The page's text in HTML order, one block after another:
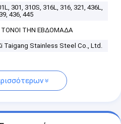
301, 310S, 316L, 316, 321, 436L,
436, 445
ΤΟΝΟΙ ΤΗΝ ΕΒΔΟΜΑΔΑ
Taigang Stainless Steel Co., Ltd.